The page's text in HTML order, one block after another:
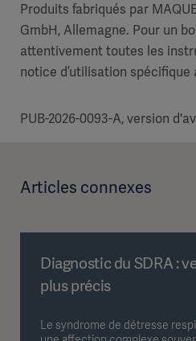
Produits fabriqués par
GmbH, Allemagne. Pour un
attentivement toutes les
notice d’utilisation
PUB-2026-0093-A, version
Articles connexes
Diagnostic du SDRA :
plus précis
Le syndrome de détresse